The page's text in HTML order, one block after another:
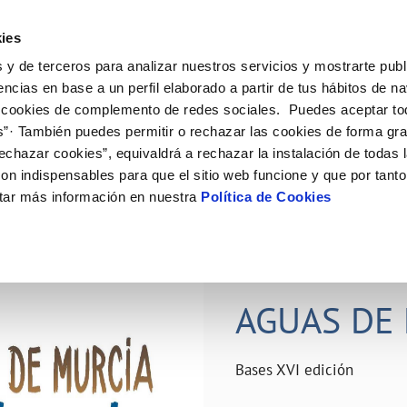
y de terceros para analizar nuestros servicios y mostrarte
en base a un perfil elaborado a partir de tus hábitos de
de complemento de redes sociales. Puedes aceptar
También puedes permitir o rechazar las cookies de forma
cookies”, equivaldrá a rechazar la instalación de todas
indispensables para que el sitio web funcione y que por
más información en nuestra Política de Cookies
de titular
de suministro
MODIFICACIÓN DE DATOS
Actualizar datos bancários
Actualizar datos de
VER TODAS LAS GESTIONES
Tu Servicio
AL CLIENTE
contacto
COMPROMISO DE SERVICIO
Carta de compromisos
Customer Counsel (Defensa del
Tu Agua
del agua
consumidor
CUIDADOS DEL AGUA
Consejos de ahorro
Depósitos comunitarios
comunitarios
Conócenos
DE GESTIÓN Y CERTIFICADOS
PERFIL DEL CONTRATANTE
Plataforma de contratación del
público
Licitaciones en curso
AGUAS
Bases XVI edición